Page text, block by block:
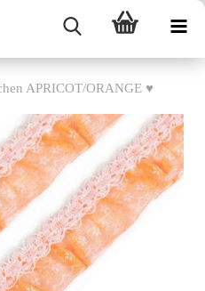
APRICOT/ORANGE ♥